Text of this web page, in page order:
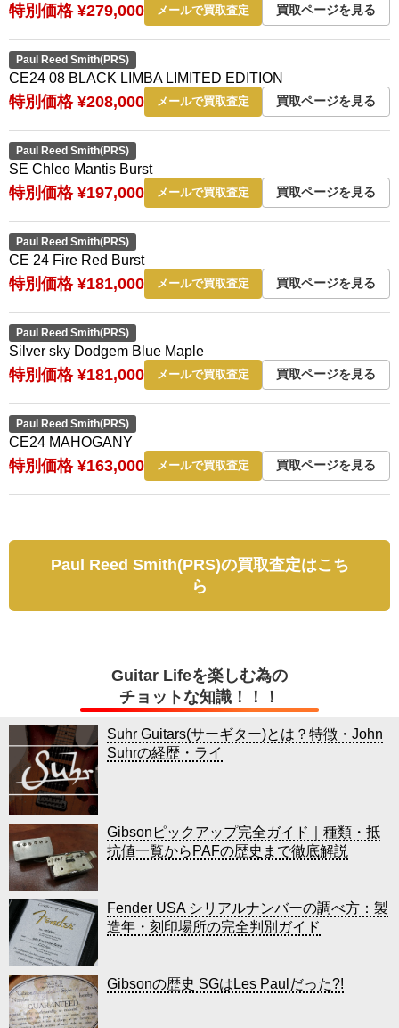
特別価格 ¥279,000 メールで買取査定 買取ページを見る
Paul Reed Smith(PRS)
CE24 08 BLACK LIMBA LIMITED EDITION
特別価格 ¥208,000 メールで買取査定 買取ページを見る
Paul Reed Smith(PRS)
SE Chleo Mantis Burst
特別価格 ¥197,000 メールで買取査定 買取ページを見る
Paul Reed Smith(PRS)
CE 24 Fire Red Burst
特別価格 ¥181,000 メールで買取査定 買取ページを見る
Paul Reed Smith(PRS)
Silver sky Dodgem Blue Maple
特別価格 ¥181,000 メールで買取査定 買取ページを見る
Paul Reed Smith(PRS)
CE24 MAHOGANY
特別価格 ¥163,000 メールで買取査定 買取ページを見る
Paul Reed Smith(PRS)の買取査定はこち
ら
Guitar Lifeを楽しむ為の
チョットな知識！！！
Suhr Guitars(サーギター)とは？特徴・John
Suhrの経歴・ライ
Gibsonピックアップ完全ガイド｜種類・抵
抗値一覧からPAFの歴史まで徹底解説
Fender USA シリアルナンバーの調べ方：製
造年・刻印場所の完全判別ガイド
Gibsonの歴史 SGはLes Paulだった?!